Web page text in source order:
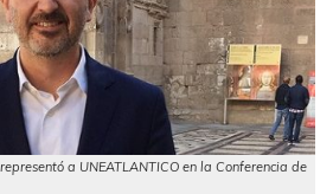
a UNEATLANTICO en la Conferencia de